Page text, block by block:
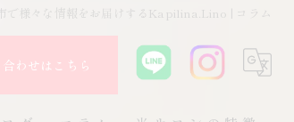
で様々な情報をお届けするKapilina.Lino | コラム
わせはこちら